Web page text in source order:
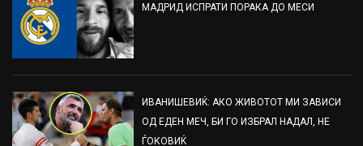
МАДРИД ИСПРАТИ ПОРАКА ДО МЕСИ
ИВАНИШЕВИЌ: АКО ЖИВОТОТ МИ ЗАВИСИ
ОД ЕДЕН МЕЧ, БИ ГО ИЗБРАЛ НАДАЛ, НЕ
ЃОКОВИЌ